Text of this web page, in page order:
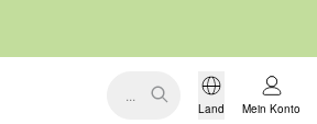
...
Land Mein Konto